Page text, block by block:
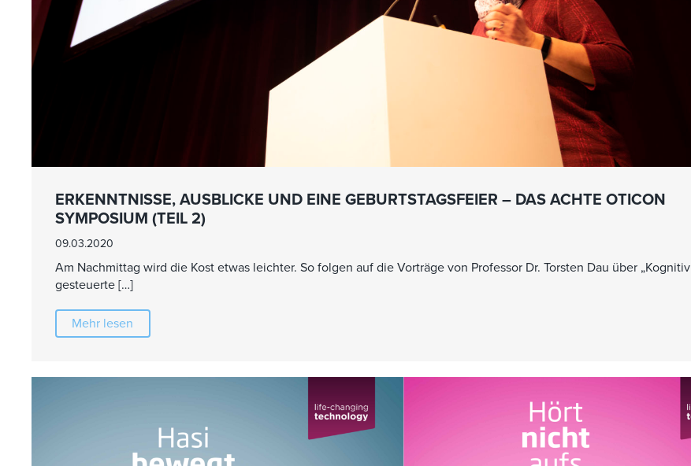
ERKENNTNISSE, AUSBLICKE UND EINE GEBURTSTAGSFEIER – DAS ACHTE OTICON
SYMPOSIUM (TEIL 2)
09.03.2020
Am Nachmittag wird die Kost etwas leichter. So folgen auf die Vorträge von Professor Dr. Torsten Dau über „Kognitiv
gesteuerte […]
Mehr lesen